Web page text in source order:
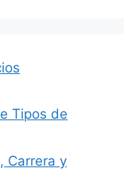
Tipos de
Carrera y